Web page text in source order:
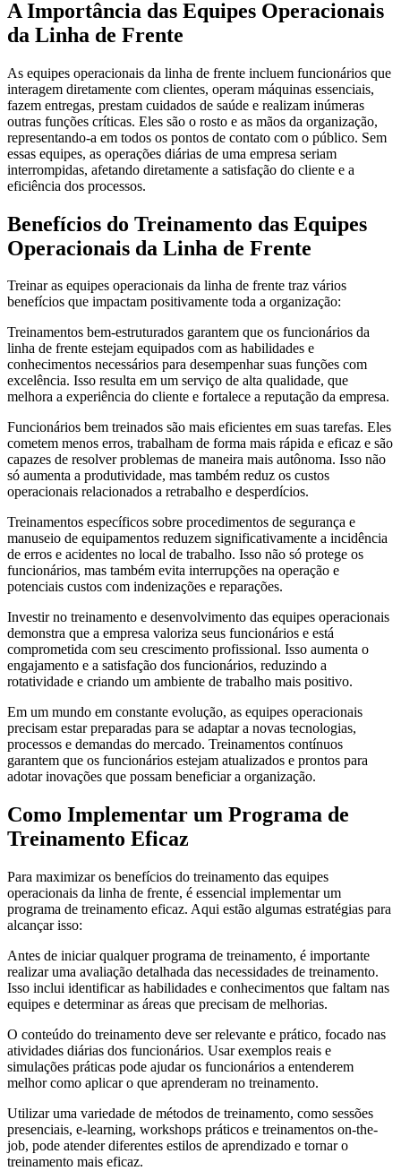
A Importância das Equipes Operacionais
da Linha de Frente
As equipes operacionais da linha de frente incluem funcionários que
interagem diretamente com clientes, operam máquinas essenciais,
fazem entregas, prestam cuidados de saúde e realizam inúmeras
outras funções críticas. Eles são o rosto e as mãos da organização,
representando-a em todos os pontos de contato com o público. Sem
essas equipes, as operações diárias de uma empresa seriam
interrompidas, afetando diretamente a satisfação do cliente e a
eficiência dos processos.
Benefícios do Treinamento das Equipes
Operacionais da Linha de Frente
Treinar as equipes operacionais da linha de frente traz vários
benefícios que impactam positivamente toda a organização:
Treinamentos bem-estruturados garantem que os funcionários da
linha de frente estejam equipados com as habilidades e
conhecimentos necessários para desempenhar suas funções com
excelência. Isso resulta em um serviço de alta qualidade, que
melhora a experiência do cliente e fortalece a reputação da empresa.
Funcionários bem treinados são mais eficientes em suas tarefas. Eles
cometem menos erros, trabalham de forma mais rápida e eficaz e são
capazes de resolver problemas de maneira mais autônoma. Isso não
só aumenta a produtividade, mas também reduz os custos
operacionais relacionados a retrabalho e desperdícios.
Treinamentos específicos sobre procedimentos de segurança e
manuseio de equipamentos reduzem significativamente a incidência
de erros e acidentes no local de trabalho. Isso não só protege os
funcionários, mas também evita interrupções na operação e
potenciais custos com indenizações e reparações.
Investir no treinamento e desenvolvimento das equipes operacionais
demonstra que a empresa valoriza seus funcionários e está
comprometida com seu crescimento profissional. Isso aumenta o
engajamento e a satisfação dos funcionários, reduzindo a
rotatividade e criando um ambiente de trabalho mais positivo.
Em um mundo em constante evolução, as equipes operacionais
precisam estar preparadas para se adaptar a novas tecnologias,
processos e demandas do mercado. Treinamentos contínuos
garantem que os funcionários estejam atualizados e prontos para
adotar inovações que possam beneficiar a organização.
Como Implementar um Programa de
Treinamento Eficaz
Para maximizar os benefícios do treinamento das equipes
operacionais da linha de frente, é essencial implementar um
programa de treinamento eficaz. Aqui estão algumas estratégias para
alcançar isso:
Antes de iniciar qualquer programa de treinamento, é importante
realizar uma avaliação detalhada das necessidades de treinamento.
Isso inclui identificar as habilidades e conhecimentos que faltam nas
equipes e determinar as áreas que precisam de melhorias.
O conteúdo do treinamento deve ser relevante e prático, focado nas
atividades diárias dos funcionários. Usar exemplos reais e
simulações práticas pode ajudar os funcionários a entenderem
melhor como aplicar o que aprenderam no treinamento.
Utilizar uma variedade de métodos de treinamento, como sessões
presenciais, e-learning, workshops práticos e treinamentos on-the-
job, pode atender diferentes estilos de aprendizado e tornar o
treinamento mais eficaz.